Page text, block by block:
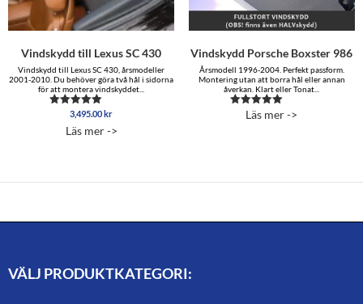
Vindskydd till Lexus SC 430
Vindskydd till Lexus SC 430, årsmodeller
2001-2010. Du behöver göra två hål i sidorna
för att montera vindskyddet...
Betygsatt
av 5
3,495.00kr
Läs mer ->
Vindskydd Porsche Boxster 986
Årsmodell 1996-2004. Perfekt passform.
Montering utan att borra hål eller annan
åverkan. Klart eller Tonat...
Betygsatt
Läs mer ->
VÄLJ PRODUKTKATEGORI: